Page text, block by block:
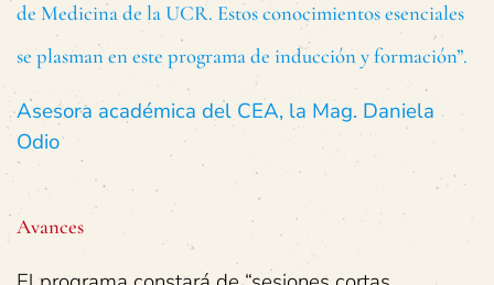
de Medicina de la UCR. Estos conocimientos esenciales
se plasman en este programa de inducción y formación”.
Asesora académica del CEA, la Mag. Daniela
Odio
Avances